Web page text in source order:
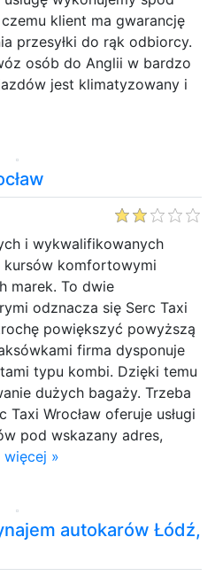
klient ma gwarancję
przesyłki do rąk odbiorcy.
osób do Anglii w bardzo
jest klimatyzowany i
i wykwalifikowanych
kursów komfortowymi
marek. To dwie
odznacza się Serc Taxi
powiększyć powyższą
firma dysponuje
typu kombi. Dzięki temu
dużych bagaży. Trzeba
Wrocław oferuje usługi
pod wskazany adres,
więcej »
autokarów Łódź,